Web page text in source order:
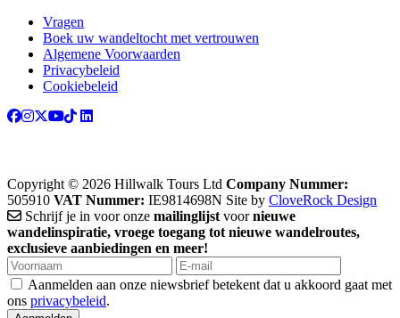
Vragen
Boek uw wandeltocht met vertrouwen
Algemene Voorwaarden
Privacybeleid
Cookiebeleid
Copyright © 2026 Hillwalk Tours Ltd Company Nummer:
505910 VAT Nummer: IE9814698N Site by CloveRock Design
Schrijf je in voor onze mailinglijst voornieuwe
wandelinspiratie, vroege toegang tot nieuwe wandelroutes,
exclusieve aanbiedingen en meer!
Aanmelden aan onze niewsbrief betekent dat u akkoord gaat met
ons privacybeleid.